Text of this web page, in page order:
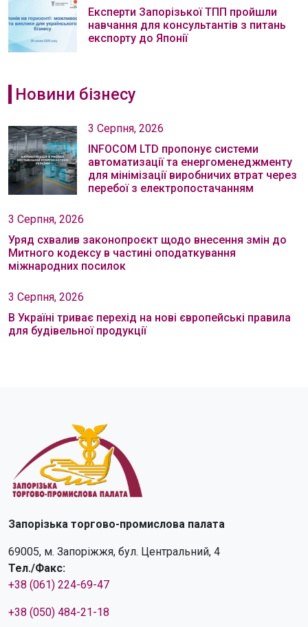
Експерти Запорізької ТПП пройшли
навчання для консультантів з питань
експорту до Японії
Новини бізнесу
3 Серпня, 2026
INFOCOM LTD пропонує системи
автоматизації та енергоменеджменту
для мінімізації виробничих втрат через
перебої з електропостачанням
3 Серпня, 2026
Уряд схвалив законопроєкт щодо внесення змін до
Митного кодексу в частині оподаткування
міжнародних посилок
3 Серпня, 2026
В Україні триває перехід на нові європейські правила
для будівельної продукції
Запорізька торгово-промислова палата
69005, м. Запоріжжя, бул. Центральний, 4
Тел./Факс:
+38 (061) 224-69-47
+38 (050) 484-21-18